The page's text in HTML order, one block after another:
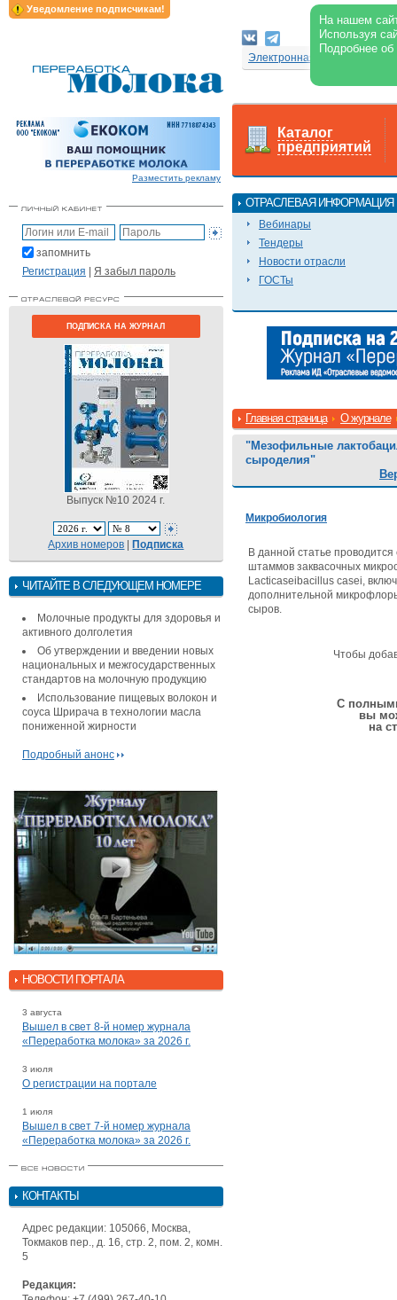
Уведомление подписчикам!
На нашем
Используя
Подробнее
Электронная версия
Разместить рекламу
запомнить
Регистрация | Я забыл пароль
ПОДПИСКА НА ЖУРНАЛ
Выпуск №10 2024 г.
Архив номеров |Подписка
ЧИТАЙТЕ В СЛЕДУЮЩЕМ НОМЕРЕ
Молочные продукты для здоровья и
активного долголетия
Об утверждении и введении новых
национальных и межгосударственных
стандартов на молочную продукцию
Использование пищевых волокон и
соуса Шрирача в технологии масла
пониженной жирности
Подробный анонс
НОВОСТИ ПОРТАЛА
3 августа
Вышел в свет 8-й номер журнала
«Переработка молока» за 2026 г.
3 июля
О регистрации на портале
1 июля
Вышел в свет 7-й номер журнала
«Переработка молока» за 2026 г.
КОНТАКТЫ
Адрес редакции: 105066, Москва,
Токмаков пер., д. 16, стр. 2, пом. 2, комн.
5
Редакция:
Каталог
предприятий
ОТРАСЛЕВАЯ ИНФОРМАЦИЯ
Вебинары
Тендеры
Новости отрасли
ГОСТы
Главная страница О журнале
"Мезофильные
сыроделия"
Микробиология
В данной статье
штаммов заквасочных
Lacticaseibacillus casei,
дополнительной
сыров.
Чтобы
С
вы
на